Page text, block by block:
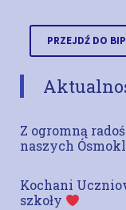
PRZEJDŹ DO BIP
Z ogromną
naszych
Kochani
szkoły